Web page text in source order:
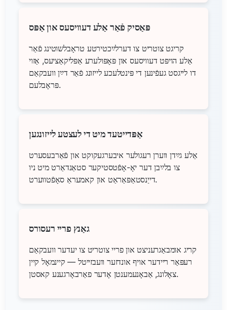
פּאַסיק פֿאַר אַלע דעוויסעס און אַפּס
קריגט צוטריט צו דערלײַכטירטע טראָבלשוטינג פֿאַר
אַלע הויפּט דעוויסעס און פּאָפּולערע אַפּליקאַציעס, אַזוי
דו לייגסט געפֿינען די פּינטלעכע לייזונג פֿאַר דײַן וועבקאַם
פּראָבלעם.
אַפּדייטעד מיט די לעצטע לייזונגען
אַלע גײַדן ווערן רעגולער איבערגעקוקט און פֿאַרבעסערט
צו בלײַבן דער יאָ-אָפֿטסטיקער סטאַנדאַרט מיט ניו
דייַנסטאַפּאַראַט און קאמעראַ סאָפֿטווערט.
גאַנץ פריי רעסורס
קריג אומבאַגרעניצט און פריי צוטריט צו יעדער וועבקאַם
רעפּאַר ריידער אויף אונדזער וועבזייטל — קיינמאָל קיין
צאָלונג, אַבאָנעמענטן אָדער פאַרבאָרגענע קאסטן.